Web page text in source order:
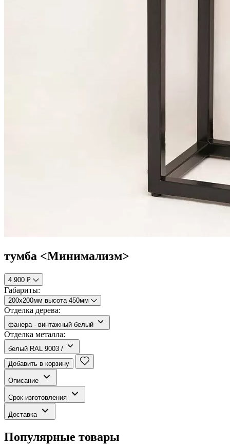
тумба <Минимализм>
4 900 ₽
Габариты:
200х200мм высота 450мм
Отделка дерева:
фанера - винтажный белый
Отделка металла:
белый RAL 9003 /
Добавить в корзину
Описание
Срок изготовления
Доставка
Популярные товары